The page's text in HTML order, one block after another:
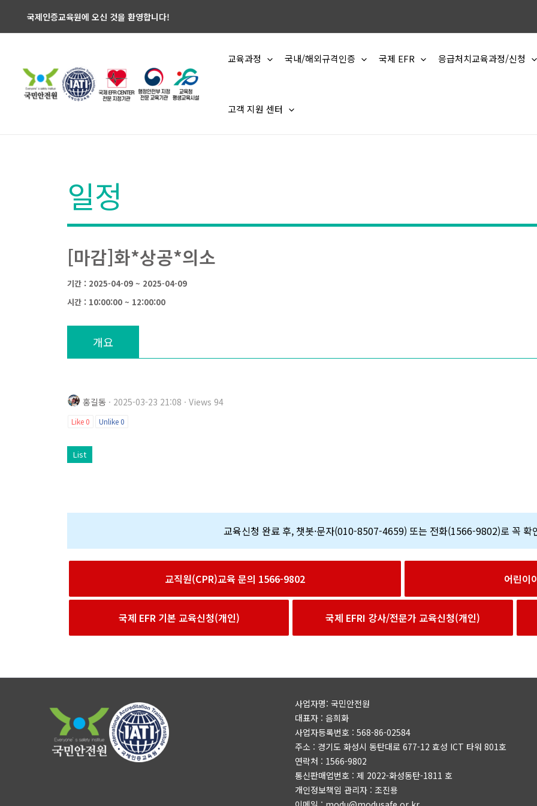
국제인증교육원에 오신 것을 환영합니다!
교육과정 국내/해외규격인증 국제 EFR 응급처치교육과정/신청
고객 지원 센터
일정
[마감]화*상공*의소
기간 : 2025-04-09 ~ 2025-04-09
시간 : 10:00:00 ~ 12:00:00
개요
홍길동 · 2025-03-23 21:08 · Views 94
Like 0 Unlike0
List
교육신청 완료 후, 챗봇·문자(010-8507-4659) 또는 전화(1566-9802)로 꼭 확
교직원(CPR)교육 문의 1566-9802 어린이
국제 EFR 기본 교육신청(개인) 국제 EFRI 강사/전문가 교육신청(개인)
사업자명: 국민안전원
대표자 : 음희화
사업자등록번호 : 568-86-02584
주소 : 경기도 화성시 동탄대로 677-12 효성 ICT 타워 801호
연락처 : 1566-9802
통신판매업번호 : 제 2022-화성동탄-1811 호
개인정보책임 관리자 : 조진용